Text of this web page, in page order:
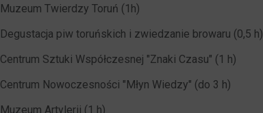
Muzeum Twierdzy Toruń (1h)
Degustacja piw toruńskich i zwiedzanie browaru (0,5 h)
Centrum Sztuki Współczesnej "Znaki Czasu" (1 h)
Centrum Nowoczesności "Młyn Wiedzy" (do 3 h)
Muzeum Artylerii (1 h)